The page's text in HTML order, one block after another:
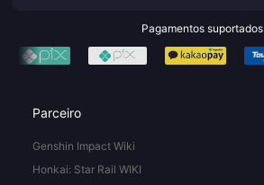
Pagamentos suportados
Parceiro
Genshin Impact Wiki
Honkai: Star Rail WIKI